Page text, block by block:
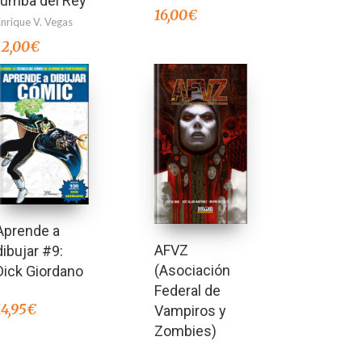
V. Vegas
€
16,00€
a
#9:
Giordano
€
AFVZ
(Asociación
Federal de
Vampiros y
Zombies)